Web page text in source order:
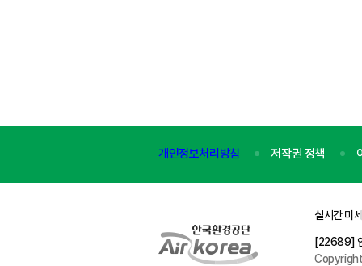
개인정보처리방침 저작권 정책
실시간 미
[22689]